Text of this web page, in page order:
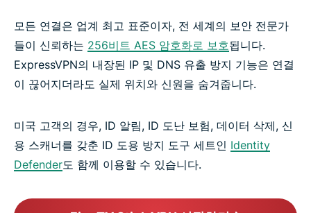
모든 연결은 업계 최고 표준이자, 전 세계의 보안 전문가
들이 신뢰하는 256비트 AES 암호화로 보호됩니다.
ExpressVPN의 내장된 IP 및 DNS 유출 방지 기능은 연결
이 끊어지더라도 실제 위치와 신원을 숨겨줍니다.
미국 고객의 경우, ID 알림, ID 도난 보험, 데이터 삭제, 신
용 스캐너를 갖춘 ID 도용 방지 도구 세트인 Identity
Defender도 함께 이용할 수 있습니다.